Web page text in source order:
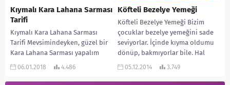
Kıymalı Kara Lahana Sarması
Tarifi
Kıymalı Kara Lahana Sarması
Tarifi Mevsimindeyken, güzel bir
Kara Lahana Sarması yapalım
dedim. Gerçekten çok lezzetli
06.01.2018 4.486
Köfteli Bezelye Yemeği
Köfteli Bezelye Yemeği Bizim
çocuklar bezelye yemeğini sade
seviyorlar. İçinde kıyma oldumu
dönüp, bakmıyorlar bile. Hal
böyle olunca bende onlara...
05.12.2014 3.749